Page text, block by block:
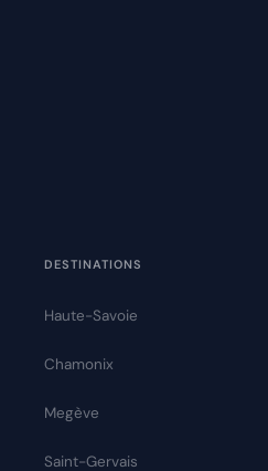
DESTINATIONS
Haute-Savoie
Chamonix
Megève
Saint-Gervais